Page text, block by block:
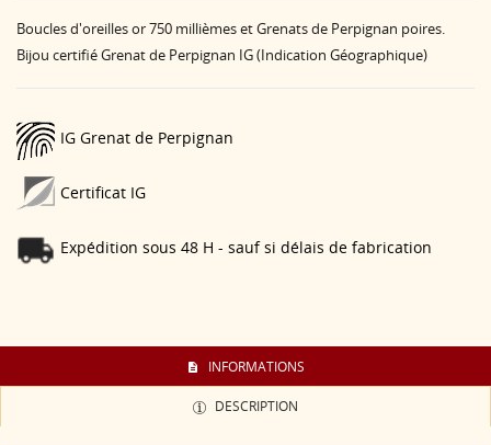
Boucles d'oreilles or 750 millièmes et Grenats de Perpignan poires.
Bijou certifié Grenat de Perpignan IG (Indication Géographique)
IG Grenat de Perpignan
Certificat IG
Expédition sous 48 H - sauf si délais de fabrication
INFORMATIONS
DESCRIPTION